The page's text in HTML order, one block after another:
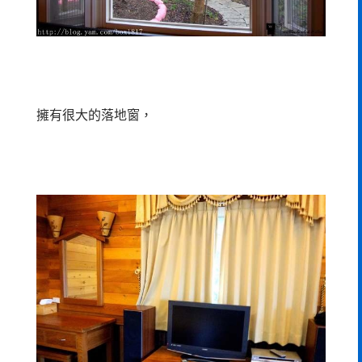
擁有很大的落地窗，